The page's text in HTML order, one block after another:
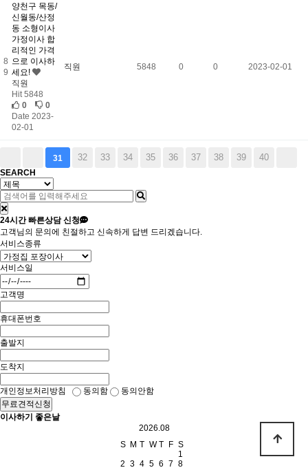
8
9
양천구 목동/
신월동/산정
동 소형이사
가정이사 합
리적인 가격
으로 이사하
세요!
직원
Hit 5848
0
0
Date 2023-
02-01
직원 5848 0 0 2023-02-01
31 32 33 34 35 36 37 38 39 40
SEARCH
24시간빠른상담 신청
고객님의 문의에 친절하고 신속하게 답변 드리겠습니다.
서비스종류
서비스일
고객명
휴대폰번호
출발지
도착지
개인정보처리방침 동의함
동의안함
무료견적신청
이사하기 좋은날
2026.08
S M T W T F S
1
2 3 4 5 6 7 8